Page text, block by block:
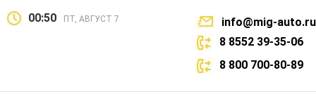
00:50 ПТ, АВГУСТ 7
info@mig-auto.ru
8 8552 39-35-06
8 800 700-80-89